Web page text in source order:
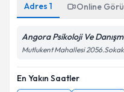
Metni'ni okudum
Adres 1 Online
Angora Psikoloji Ve
Mutlukent Mahallesi
En Yakın Saatler